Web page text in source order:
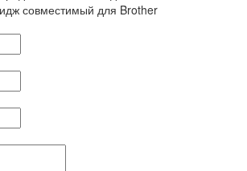
совместимый для Brother